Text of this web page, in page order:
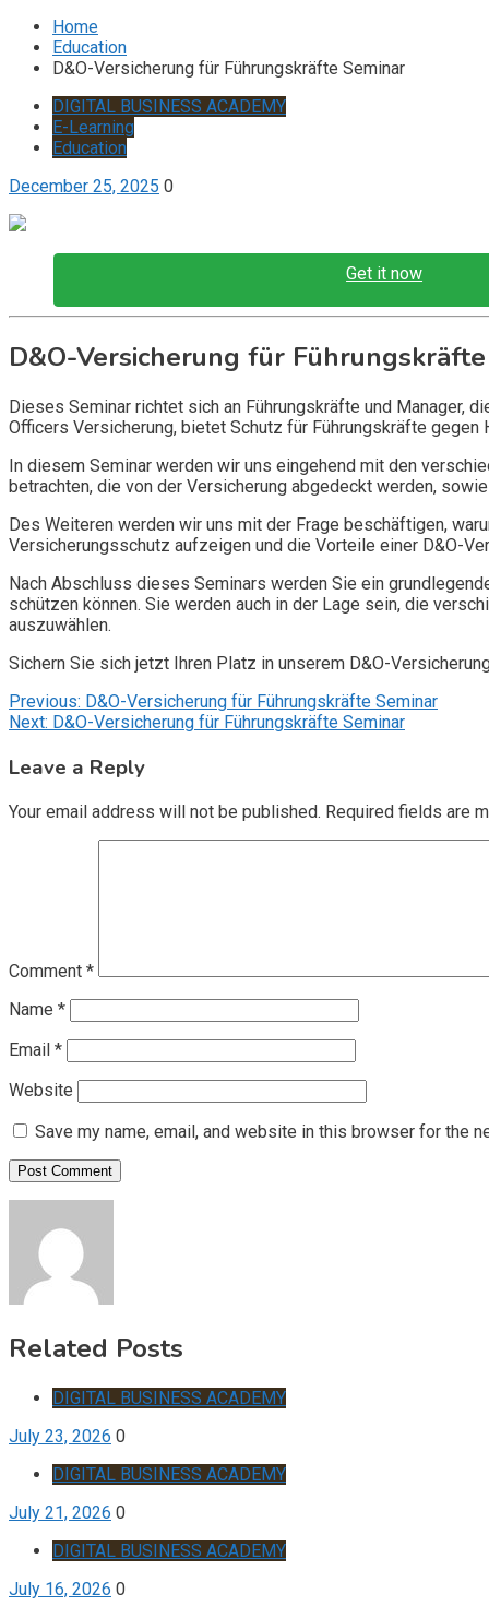
Home
Education
D&O-Versicherung für Führungskräfte Seminar
DIGITAL BUSINESS ACADEMY
E-Learning
Education
December 25, 2025 0
Get it now
D&O-Versicherung für
Dieses Seminar richtet sich an Führungskräfte und Manager,
Officers Versicherung, bietet Schutz für Führungskräfte
In diesem Seminar werden wir uns eingehend mit den
betrachten, die von der Versicherung abgedeckt werden,
Des Weiteren werden wir uns mit der Frage beschäftigen,
Versicherungsschutz aufzeigen und die Vorteile einer D&O-
Nach Abschluss dieses Seminars werden Sie ein
schützen können. Sie werden auch in der Lage sein, die
auszuwählen.
Sichern Sie sich jetzt Ihren Platz in unserem D&O-
Post
navigation
Previous: D&O-Versicherung für Führungskräfte Seminar
Next: D&O-Versicherung für Führungskräfte Seminar
Leave a Reply
Your email address will not be published. Required fields are
Comment *
Name *
Email *
Website
Save my name, email, and website in this browser for the
Related Posts
DIGITAL BUSINESS ACADEMY
July 23, 2026 0
DIGITAL BUSINESS ACADEMY
July 21, 2026 0
DIGITAL BUSINESS ACADEMY
July 16, 2026 0